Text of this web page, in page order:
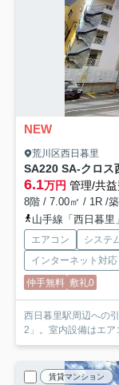
NEW
荒川区西日暮里
SA220 SA-クロス
6.1万円 管理/共
8階 / 7.00㎡ / 1R /
山手線「西日暮里
エアコン システ
インターネット対応
仲手無料 敷礼0
西日暮里駅周辺への
2」。室内設備はエ
賃貸マンション